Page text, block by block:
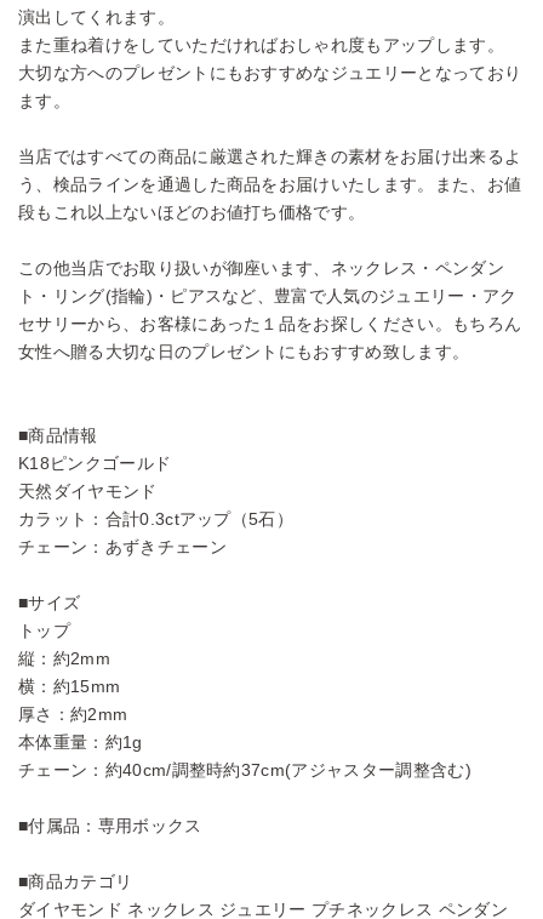
演出してくれます。
また重ね着けをしていただければおしゃれ度もアップします。
大切な方へのプレゼントにもおすすめなジュエリーとなっており
ます。
当店ではすべての商品に厳選された輝きの素材をお届け出来るよ
う、検品ラインを通過した商品をお届けいたします。また、お値
段もこれ以上ないほどのお値打ち価格です。
この他当店でお取り扱いが御座います、ネックレス・ペンダン
ト・リング(指輪)・ピアスなど、豊富で人気のジュエリー・アク
セサリーから、お客様にあった１品をお探しください。もちろん
女性へ贈る大切な日のプレゼントにもおすすめ致します。
■商品情報
K18ピンクゴールド
天然ダイヤモンド
カラット：合計0.3ctアップ（5石）
チェーン：あずきチェーン
■サイズ
トップ
縦：約2mm
横：約15mm
厚さ：約2mm
本体重量：約1g
チェーン：約40cm/調整時約37cm(アジャスター調整含む)
■付属品：専用ボックス
■商品カテゴリ
ダイヤモンド ネックレス ジュエリー プチネックレス ペンダン